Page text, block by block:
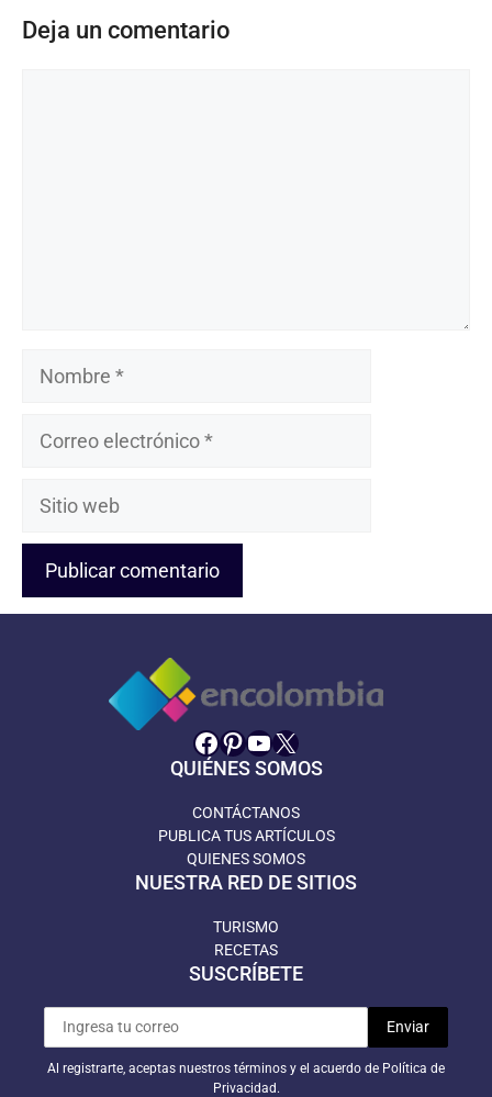
Deja un comentario
Nombre
Sitio
Facebook
Pinterest
YouTube
X
QUIÉNES SOMOS
CONTÁCTANOS
PUBLICA TUS ARTÍCULOS
QUIENES SOMOS
NUESTRA RED DE SITIOS
TURISMO
RECETAS
SUSCRÍBETE
Al registrarte, aceptas nuestros términos y el acuerdo de Política de
Privacidad.